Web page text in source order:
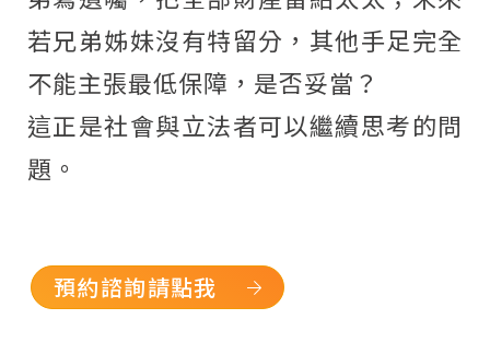
若兄弟姊妹沒有特留分，其他手足完全
不能主張最低保障，是否妥當？
這正是社會與立法者可以繼續思考的問
題。
預約諮詢請點我